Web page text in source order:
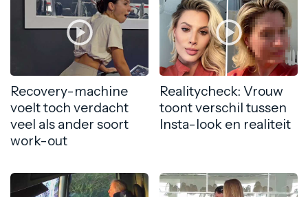
Recovery-machine
voelt toch verdacht
veel als ander soort
work-out
Realitycheck: Vrouw
toont verschil tussen
Insta-look en realiteit